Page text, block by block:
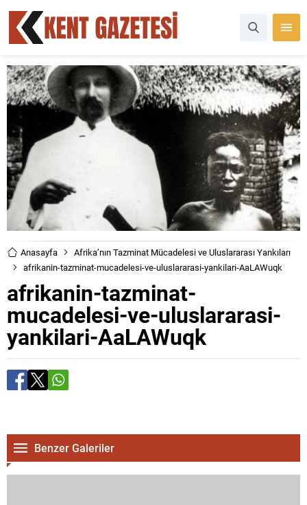
Anasayfa
Afrika’nın Tazminat Mücadelesi ve Uluslararası Yankıları
afrikanin-tazminat-mucadelesi-ve-uluslararasi-yankilari-AaLAWuqk
afrikanin-tazminat-
mucadelesi-ve-uluslararasi-
yankilari-AaLAWuqk
Benzer Galeriler